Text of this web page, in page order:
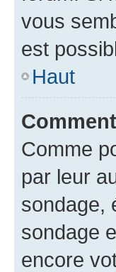
vous
est
Haut
Comme
par leur
sondage,
sondage
encore